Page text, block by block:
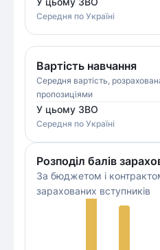
Середня по Україні
Вартість навчання
Середня вартість,
пропозиціями
У цьому ЗВО
Середня по Україні
Розподіл балів
За бюджетом і
зарахованих вступників